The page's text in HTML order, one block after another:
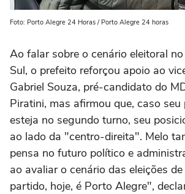
Foto: Porto Alegre 24 Horas / Porto Alegre 24 horas
Ao falar sobre o cenário eleitoral
Sul, o prefeito reforçou apoio ao
Gabriel Souza, pré-candidato do
Piratini, mas afirmou que, caso
esteja no segundo turno, seu
ao lado da "centro-direita". Melo
pensa no futuro político e
ao avaliar o cenário das eleições
partido, hoje, é Porto Alegre",